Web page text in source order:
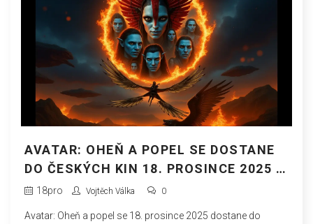
AVATAR: OHEŇ A POPEL SE DOSTANE
DO ČESKÝCH KIN 18. PROSINCE 2025 –
PREMIÉRA S 197 MINUTAMI AKCE
18pro Vojtěch Válka 0
Avatar: Oheň a popel se 18. prosince 2025 dostane do